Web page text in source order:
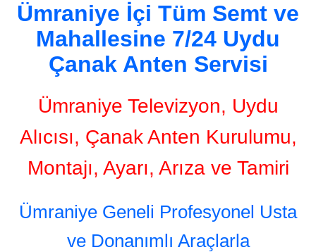
Ümraniye İçi Tüm Semt ve
Mahallesine 7/24 Uydu
Çanak Anten Servisi
Ümraniye Televizyon, Uydu
Alıcısı, Çanak Anten Kurulumu,
Montajı, Ayarı, Arıza ve Tamiri
Ümraniye Geneli Profesyonel Usta
ve Donanımlı Araçlarla